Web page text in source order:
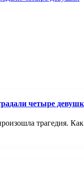
четыре
трагедия.